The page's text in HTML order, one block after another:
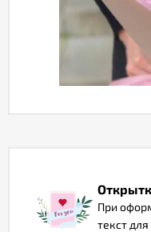
Политика
конфиденциальности
При
текст